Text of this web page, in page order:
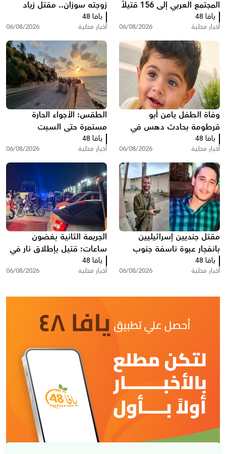
المجتمع العربي إلى 156 قتيلاً
منذ مطلع العام
يافا 48
أخبار محلية 06/08/2026
زوجته سوزان.. مقتل زياد
بشارة من الطيرة في الطيبة
يافا 48
أخبار محلية 06/08/2026
وفاة الطفل يامن أبو
قرطومة بحادث دهس في
عرعرة
يافا 48
أخبار محلية 06/08/2026
الطقس: الأجواء الحارة
مستمرة حتى السبت
يافا 48
أخبار محلية 06/08/2026
مقتل جنديين إسرائيليين
بانفجار عبوة ناسفة جنوب
لبنان
يافا 48
أخبار محلية 06/08/2026
الجريمة الثانية بغضون
ساعات: قتيل بإطلاق نار في
المقيبلة
يافا 48
أخبار محلية 06/08/2026